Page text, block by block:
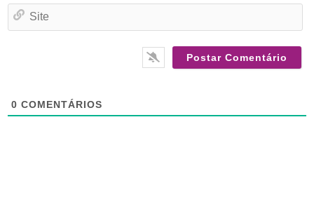
0 COMENTÁRIOS